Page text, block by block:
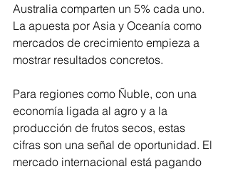
Australia comparten un 5% cada uno.
La apuesta por Asia y Oceanía como
mercados de crecimiento empieza a
mostrar resultados concretos.
Para regiones como Ñuble, con una
economía ligada al agro y a la
producción de frutos secos, estas
cifras son una señal de oportunidad. El
mercado internacional está pagando